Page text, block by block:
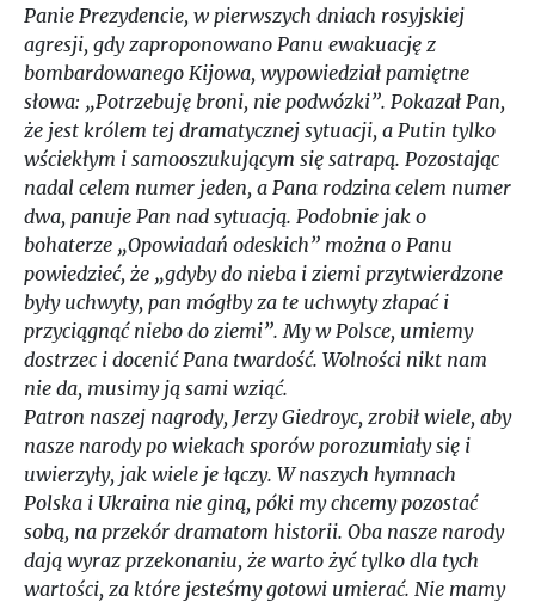
Panie Prezydencie, w pierwszych dniach rosyjskiej
agresji, gdy zaproponowano Panu ewakuację z
bombardowanego Kijowa, wypowiedział pamiętne
słowa: „Potrzebuję broni, nie podwózki”. Pokazał Pan,
że jest królem tej dramatycznej sytuacji, a Putin tylko
wściekłym i samooszukującym się satrapą. Pozostając
nadal celem numer jeden, a Pana rodzina celem numer
dwa, panuje Pan nad sytuacją. Podobnie jak o
bohaterze „Opowiadań odeskich” można o Panu
powiedzieć, że „gdyby do nieba i ziemi przytwierdzone
były uchwyty, pan mógłby za te uchwyty złapać i
przyciągnąć niebo do ziemi”. My w Polsce, umiemy
dostrzec i docenić Pana twardość. Wolności nikt nam
nie da, musimy ją sami wziąć.
Patron naszej nagrody, Jerzy Giedroyc, zrobił wiele, aby
nasze narody po wiekach sporów porozumiały się i
uwierzyły, jak wiele je łączy. W naszych hymnach
Polska i Ukraina nie giną, póki my chcemy pozostać
sobą, na przekór dramatom historii. Oba nasze narody
dają wyraz przekonaniu, że warto żyć tylko dla tych
wartości, za które jesteśmy gotowi umierać. Nie mamy